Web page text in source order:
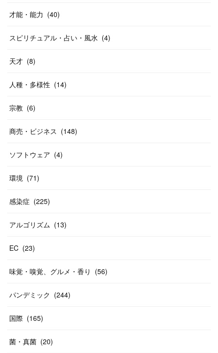
才能・能力 (40)
スピリチュアル・占い・風水 (4)
天才 (8)
人種・多様性 (14)
宗教 (6)
商売・ビジネス (148)
ソフトウェア (4)
環境 (71)
感染症 (225)
アルゴリズム (13)
EC (23)
味覚・嗅覚、グルメ・香り (56)
パンデミック (244)
国際 (165)
菌・真菌 (20)